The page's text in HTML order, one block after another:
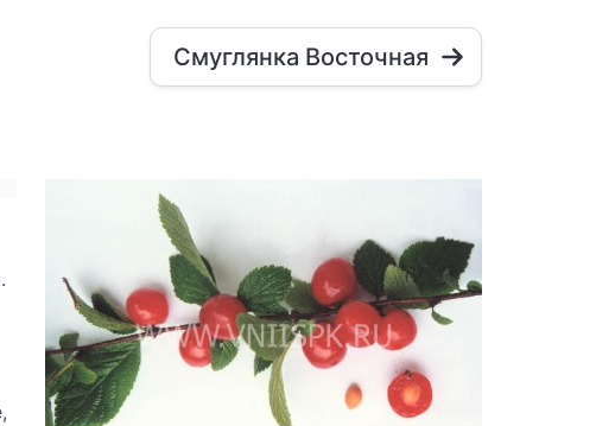
Смуглянка Восточная